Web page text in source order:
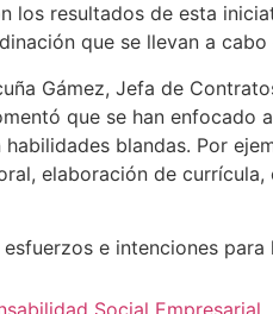
los resultados de esta
que se llevan a cabo
Gámez, Jefa de
que se han enfocado
blandas. Por
elaboración de
e intenciones